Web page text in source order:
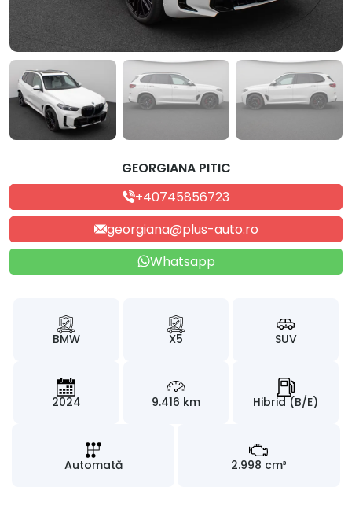
GEORGIANA PITIC
+40745856723
georgiana@plus-auto.ro
Whatsapp
BMW X5 SUV
2024 9.416 km Hibrid (B/E)
Automată 2.998 cm³